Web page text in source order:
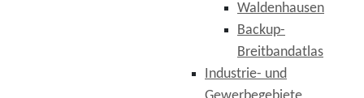
Waldenhausen
Backup-
Breitbandatlas
Industrie- und